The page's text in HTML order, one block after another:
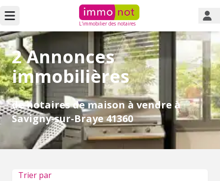
L'immobilier des notaires
2 Annonces
immobilières
de notaires de maison à vendre à
Savigny-sur-Braye 41360
Trier par